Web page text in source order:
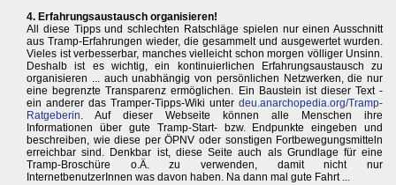
4. Erfahrungsaustausch organisieren!
All diese Tipps und schlechten Ratschläge spielen nur einen Ausschnitt
aus Tramp-Erfahrungen wieder, die gesammelt und ausgewertet wurden.
Vieles ist verbesserbar, manches vielleicht schon morgen völliger Unsinn.
Deshalb ist es wichtig, ein kontinuierlichen Erfahrungsaustausch zu
organisieren ... auch unabhängig von persönlichen Netzwerken, die nur
eine begrenzte Transparenz ermöglichen. Ein Baustein ist dieser Text -
ein anderer das Tramper-Tipps-Wiki unterdeu.anarchopedia.org/Tramp-
Ratgeberin. Auf dieser Webseite können alle Menschen ihre
Informationen über gute Tramp-Start- bzw. Endpunkte eingeben und
beschreiben, wie diese per ÖPNV oder sonstigen Fortbewegungsmitteln
erreichbar sind. Denkbar ist, diese Seite auch als Grundlage für eine
Tramp-Broschüre o.Ä. zu verwenden, damit nicht nur
InternetbenutzerInnen was davon haben. Na dann mal gute Fahrt ...